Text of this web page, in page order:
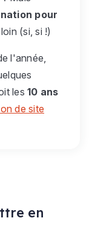
pour
(si, si !)
l'année,
les 10 ans
de site
en